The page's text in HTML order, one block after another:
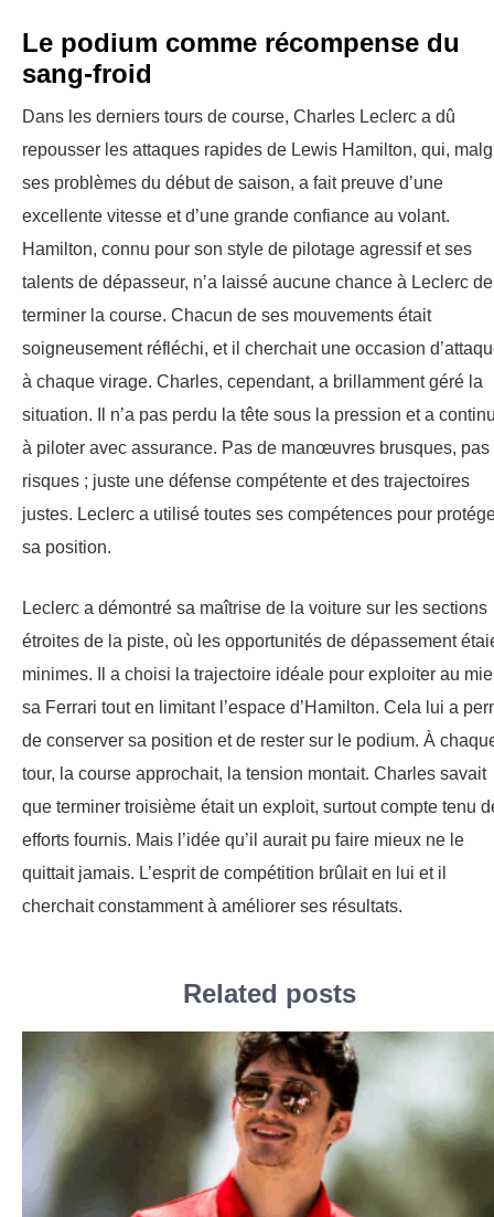
Le podium comme récompense du
sang-froid
Dans les derniers tours de course, Charles Leclerc a dû
repousser les attaques rapides de Lewis Hamilton, qui,
ses problèmes du début de saison, a fait preuve d’une
excellente vitesse et d’une grande confiance au volant.
Hamilton, connu pour son style de pilotage agressif et ses
talents de dépasseur, n’a laissé aucune chance à Leclerc de
terminer la course. Chacun de ses mouvements était
soigneusement réfléchi, et il cherchait une occasion
à chaque virage. Charles, cependant, a brillamment géré la
situation. Il n’a pas perdu la tête sous la pression et a
à piloter avec assurance. Pas de manœuvres brusques, pas
risques ; juste une défense compétente et des trajectoires
justes. Leclerc a utilisé toutes ses compétences pour
sa position.
Leclerc a démontré sa maîtrise de la voiture sur les sections
étroites de la piste, où les opportunités de dépassement
minimes. Il a choisi la trajectoire idéale pour exploiter au
sa Ferrari tout en limitant l’espace d’Hamilton. Cela lui a
de conserver sa position et de rester sur le podium. À
tour, la course approchait, la tension montait. Charles savait
que terminer troisième était un exploit, surtout compte tenu
efforts fournis. Mais l’idée qu’il aurait pu faire mieux ne le
quittait jamais. L’esprit de compétition brûlait en lui et il
cherchait constamment à améliorer ses résultats.
Related posts